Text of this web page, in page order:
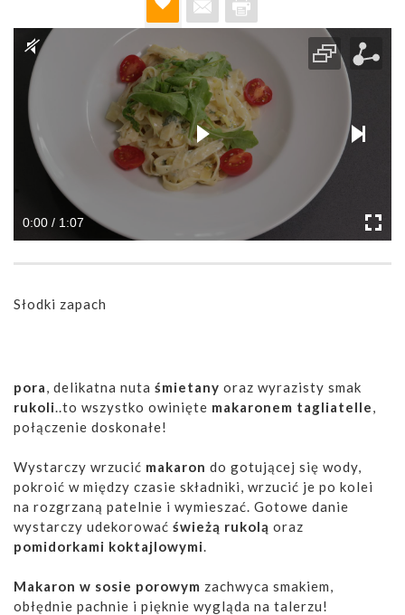
0:00 / 1:07
Słodki zapach
pora, delikatna nuta śmietany oraz wyrazisty smak
rukoli..to wszystko owinięte makaronem tagliatelle,
połączenie doskonałe!
Wystarczy wrzucić makaron do gotującej się wody,
pokroić w między czasie składniki, wrzucić je po kolei
na rozgrzaną patelnie i wymieszać. Gotowe danie
wystarczy udekorować świeżą rukolą oraz
pomidorkami koktajlowymi.
Makaron w sosie porowym zachwyca smakiem,
obłędnie pachnie i pięknie wygląda na talerzu!